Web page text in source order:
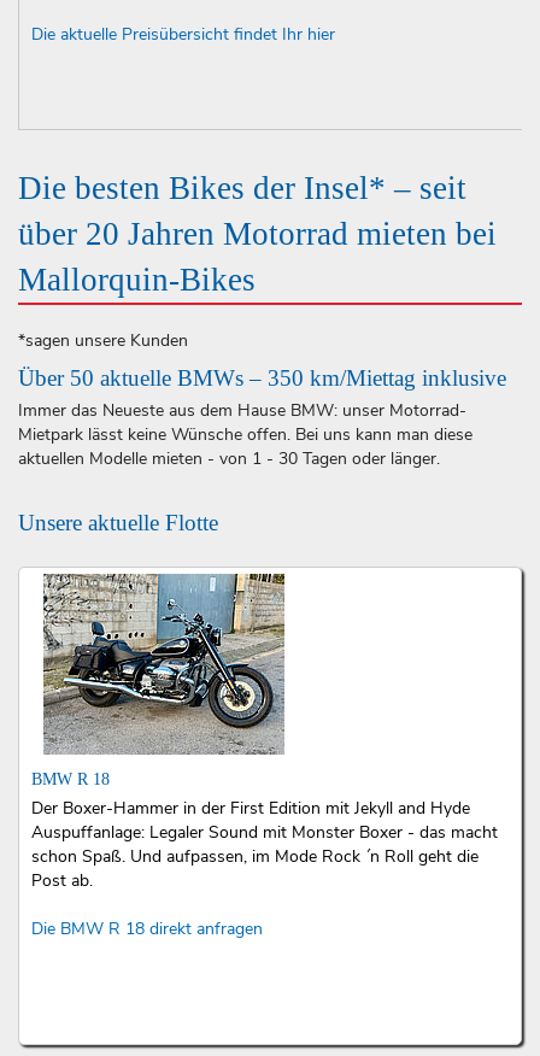
Die aktuelle Preisübersicht findet Ihr hier
Die besten Bikes der Insel* – seit
über 20 Jahren Motorrad mieten bei
Mallorquin-Bikes
*sagen unsere Kunden
Über 50 aktuelle BMWs – 350 km/Miettag inklusive
Immer das Neueste aus dem Hause BMW: unser Motorrad-
Mietpark lässt keine Wünsche offen. Bei uns kann man diese
aktuellen Modelle mieten - von 1 - 30 Tagen oder länger.
Unsere aktuelle Flotte
BMW R 18
Der Boxer-Hammer in der First Edition mit Jekyll and Hyde
Auspuffanlage: Legaler Sound mit Monster Boxer - das macht
schon Spaß. Und aufpassen, im Mode Rock ´n Roll geht die
Post ab.
Die BMW R 18 direkt anfragen